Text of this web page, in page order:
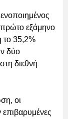
εξάμηνο
το 35,2%
δύο
διεθνή
οι